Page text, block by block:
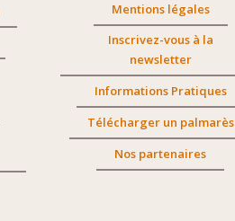
Mentions légales
Inscrivez-vous à la
newsletter
Informations Pratiques
Télécharger un palmarès
Nos partenaires